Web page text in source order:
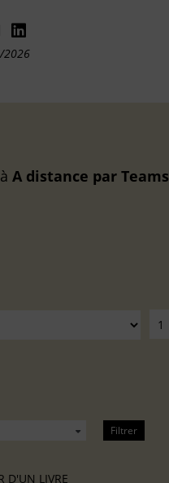
2026
à A distance par Teams
Filtrer
D'UN LIVRE